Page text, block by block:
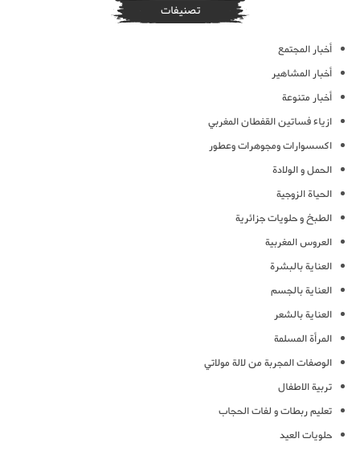
تصنيفات
أخبار المجتمع
أخبار المشاهير
أخبار متنوعة
ازياء فساتين القفطان المغربي
اكسسوارات ومجوهرات وعطور
الحمل و الولادة
الحياة الزوجية
الطبخ و حلويات جزائرية
العروس المغربية
العناية بالبشرة
العناية بالجسم
العناية بالشعر
المرأة المسلمة
الوصفات المجربة من لالة مولاتي
تربية الاطفال
تعليم ربطات و لفات الحجاب
حلويات العيد